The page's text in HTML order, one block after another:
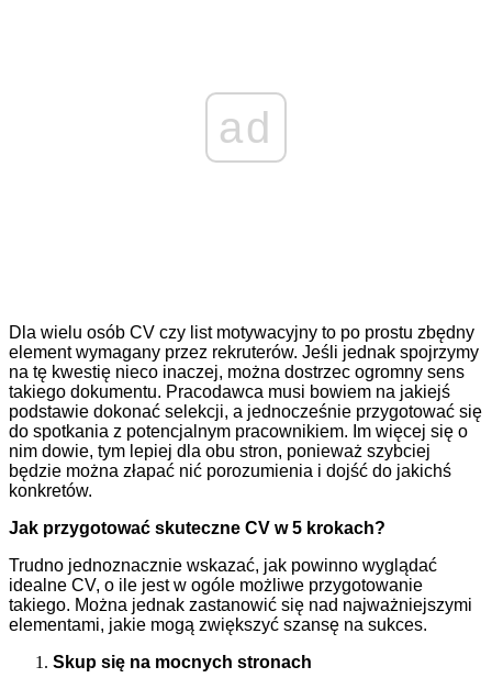
ad
Dla wielu osób CV czy list motywacyjny to po prostu zbędny
element wymagany przez rekruterów. Jeśli jednak spojrzymy
na tę kwestię nieco inaczej, można dostrzec ogromny sens
takiego dokumentu. Pracodawca musi bowiem na jakiejś
podstawie dokonać selekcji, a jednocześnie przygotować się
do spotkania z potencjalnym pracownikiem. Im więcej się o
nim dowie, tym lepiej dla obu stron, ponieważ szybciej
będzie można złapać nić porozumienia i dojść do jakichś
konkretów.
Jak przygotować skuteczne CV w 5 krokach?
Trudno jednoznacznie wskazać, jak powinno wyglądać
idealne CV, o ile jest w ogóle możliwe przygotowanie
takiego. Można jednak zastanowić się nad najważniejszymi
elementami, jakie mogą zwiększyć szansę na sukces.
Skup się na mocnych stronach